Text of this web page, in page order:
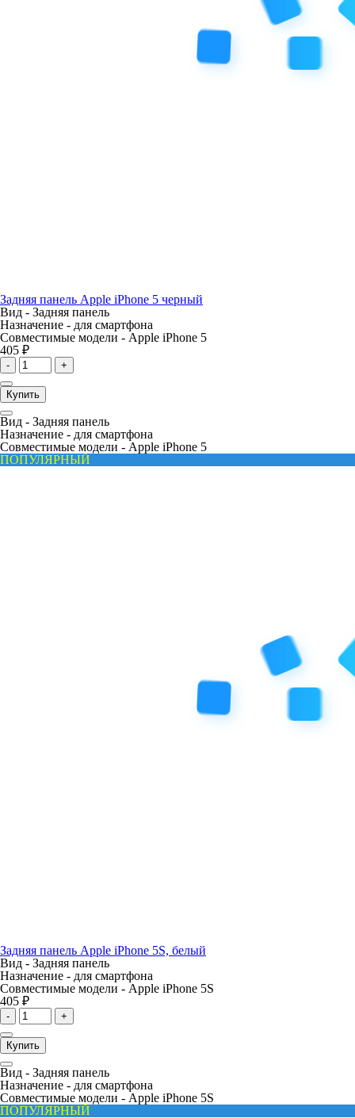
Задняя панель Apple iPhone 5 черный
Вид - Задняя панель
Назначение - для смартфона
Совместимые модели - Apple iPhone 5
405 ₽
- +
Купить
Вид - Задняя панель
Назначение - для смартфона
Совместимые модели - Apple iPhone 5
ПОПУЛЯРНЫЙ
Задняя панель Apple iPhone 5S, белый
Вид - Задняя панель
Назначение - для смартфона
Совместимые модели - Apple iPhone 5S
405 ₽
- +
Купить
Вид - Задняя панель
Назначение - для смартфона
Совместимые модели - Apple iPhone 5S
ПОПУЛЯРНЫЙ